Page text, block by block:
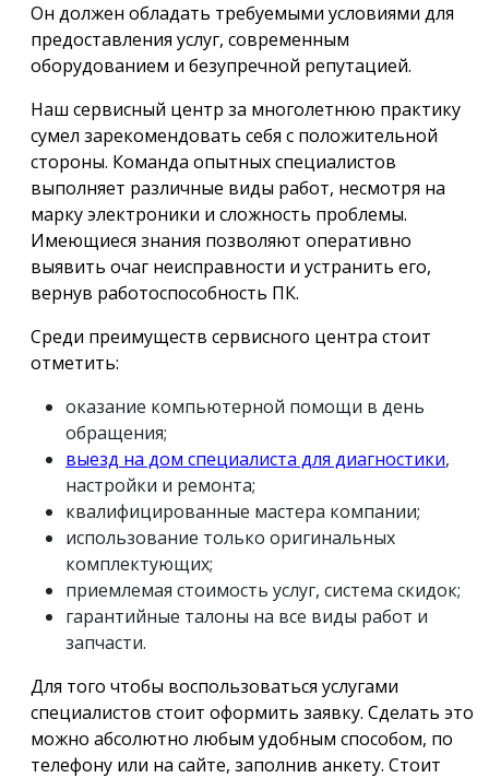
Он должен обладать требуемыми условиями для
предоставления услуг, современным
оборудованием и безупречной репутацией.
Наш сервисный центр за многолетнюю практику
сумел зарекомендовать себя с положительной
стороны. Команда опытных специалистов
выполняет различные виды работ, несмотря на
марку электроники и сложность проблемы.
Имеющиеся знания позволяют оперативно
выявить очаг неисправности и устранить его,
вернув работоспособность ПК.
Среди преимуществ сервисного центра стоит
отметить:
оказание компьютерной помощи в день
обращения;
выезд на дом специалиста для диагностики,
настройки и ремонта;
квалифицированные мастера компании;
использование только оригинальных
комплектующих;
приемлемая стоимость услуг, система скидок;
гарантийные талоны на все виды работ и
запчасти.
Для того чтобы воспользоваться услугами
специалистов стоит оформить заявку. Сделать это
можно абсолютно любым удобным способом, по
телефону или на сайте, заполнив анкету. Стоит